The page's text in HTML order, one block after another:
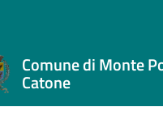
Comune di Monte
Catone